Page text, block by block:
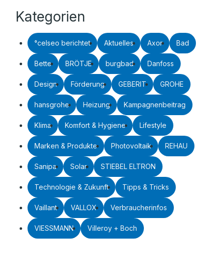
Kategorien
°celseo berichtet Aktuelles Axor Bad
Bette BRÖTJE burgbad Danfoss
Design Förderung GEBERIT GROHE
hansgrohe Heizung Kampagnenbeitrag
Klima Komfort & Hygiene Lifestyle
Marken & Produkte Photovoltaik REHAU
Sanipa Solar STIEBEL ELTRON
Technologie & Zukunft Tipps & Tricks
Vaillant VALLOX Verbraucherinfos
VIESSMANN Villeroy + Boch